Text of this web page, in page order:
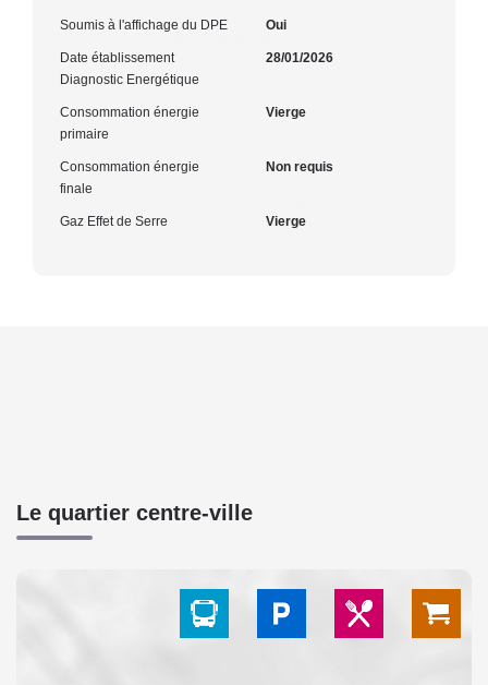
Soumis à l'affichage du DPE Oui
Date établissement
Diagnostic Energétique
28/01/2026
Consommation énergie
primaire
Vierge
Consommation énergie
finale
Non requis
Gaz Effet de Serre Vierge
Le quartier centre-ville